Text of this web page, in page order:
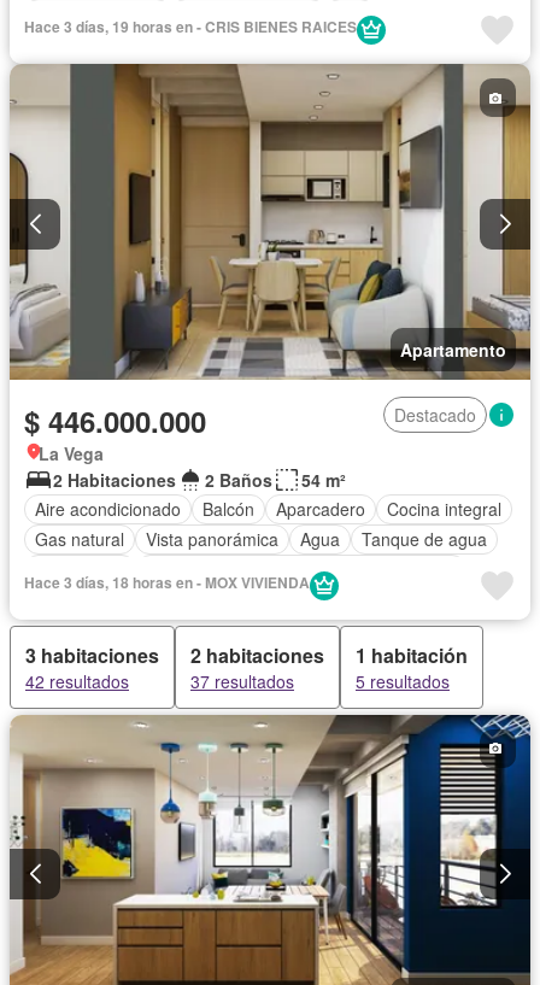
Wifi
Hace 3 días, 19 horas en - CRIS BIENES RAICES
Apartamento
$ 446.000.000
Destacado
La Vega
2 Habitaciones
2 Baños
54 m²
Aire acondicionado
Balcón Aparcadero
Cocina integral
Gas natural
Vista panorámica Agua
Tanque de agua
Acceso para personas con discapacidad
Caseta de vigilancia
Ascensor
Seguridad privada Piscina
Hace 3 días, 18 horas en - MOX VIVIENDA
3 habitaciones
42 resultados
2 habitaciones
37 resultados
1 habitación
5 resultados